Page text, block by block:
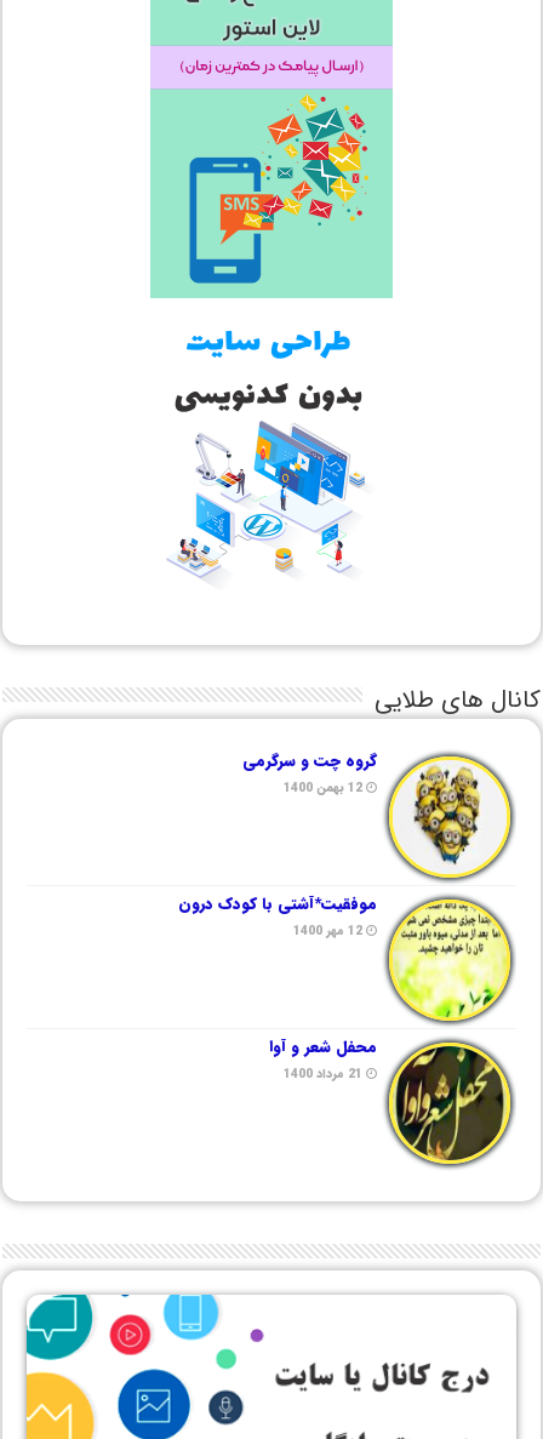
کانال های طلایی
گروه چت و سرگرمی
12 بهمن 1400
موفقیت*آشتی با کودک درون
12 مهر 1400
محفل شعر و آوا
21 مرداد 1400